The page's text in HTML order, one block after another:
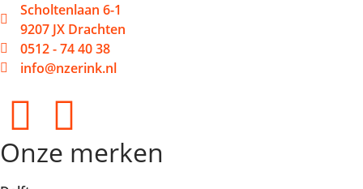
Scholtenlaan 6-1
9207 JX Drachten
0512 - 74 40 38
info@nzerink.nl
Onze merken